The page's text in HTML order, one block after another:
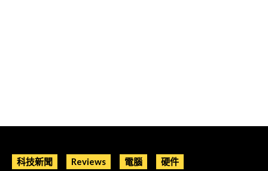
科技新聞 Reviews 電腦 硬件